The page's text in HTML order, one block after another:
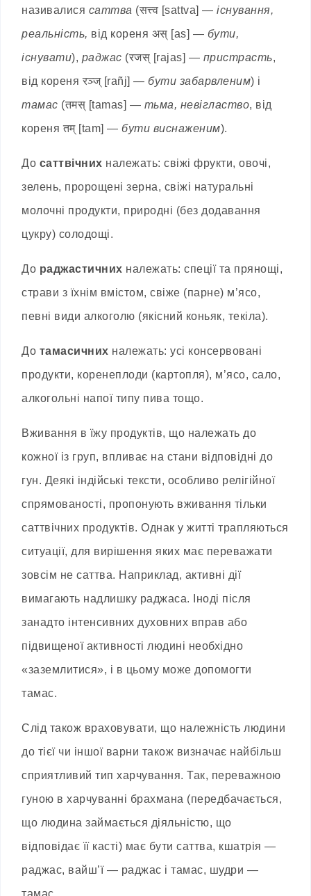
називалися саттва (सत्त्व [sattva] — існування,
реальність, від кореня अस् [as] — бути,
існувати), раджас (रजस् [rajas] — пристрасть,
від кореня रञ्ज् [rañj] — бути забарвленим) і
тамас (तमस् [tamas] — тьма, невігластво, від
кореня तम् [tam] — бути виснаженим).
До саттвічних належать: свіжі фрукти, овочі,
зелень, пророщені зерна, свіжі натуральні
молочні продукти, природні (без додавання
цукру) солодощі.
До раджастичних належать: спеції та прянощі,
страви з їхнім вмістом, свіже (парне) м’ясо,
певні види алкоголю (якісний коньяк, текіла).
До тамасичних належать: усі консервовані
продукти, коренеплоди (картопля), м’ясо, сало,
алкогольні напої типу пива тощо.
Вживання в їжу продуктів, що належать до
кожної із груп, впливає на стани відповідні до
гун. Деякі індійські тексти, особливо релігійної
спрямованості, пропонують вживання тільки
саттвічних продуктів. Однак у житті трапляються
ситуації, для вирішення яких має переважати
зовсім не саттва. Наприклад, активні дії
вимагають надлишку раджаса. Іноді після
занадто інтенсивних духовних вправ або
підвищеної активності людині необхідно
«заземлитися», і в цьому може допомогти
тамас.
Слід також враховувати, що належність людини
до тієї чи іншої варни також визначає найбільш
сприятливий тип харчування. Так, переважною
гуною в харчуванні брахмана (передбачається,
що людина займається діяльністю, що
відповідає її касті) має бути саттва, кшатрія —
раджас, вайш’ї — раджас і тамас, шудри —